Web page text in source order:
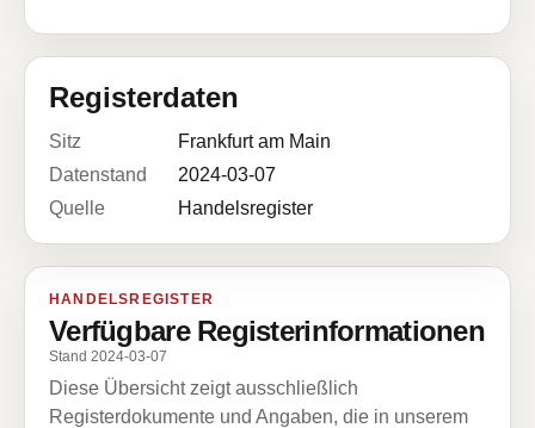
Registerdaten
Sitz
Frankfurt am Main
Datenstand
2024-03-07
Quelle
Handelsregister
HANDELSREGISTER
Verfügbare Registerinformationen
Stand 2024-03-07
Diese Übersicht zeigt ausschließlich
Registerdokumente und Angaben, die in unserem